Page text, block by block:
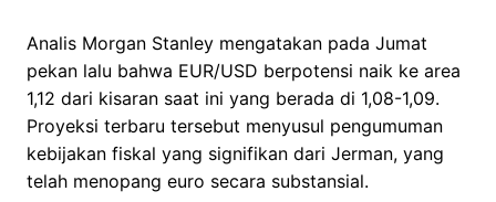
Analis Morgan Stanley mengatakan pada Jumat
pekan lalu bahwa EUR/USD berpotensi naik ke area
1,12 dari kisaran saat ini yang berada di 1,08-1,09.
Proyeksi terbaru tersebut menyusul pengumuman
kebijakan fiskal yang signifikan dari Jerman, yang
telah menopang euro secara substansial.